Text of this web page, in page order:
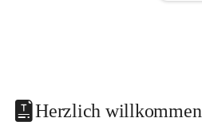
Herzlich willkommen